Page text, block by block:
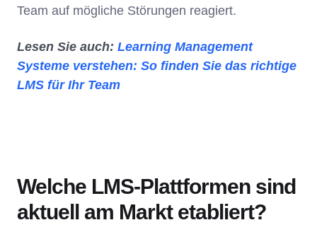
Team auf mögliche Störungen reagiert.
Lesen Sie auch: Learning Management
Systeme verstehen: So finden Sie das richtige
LMS für Ihr Team
Welche LMS-Plattformen sind
aktuell am Markt etabliert?